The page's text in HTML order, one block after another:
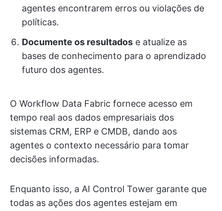
agentes encontrarem erros ou violações de
políticas.
Documente os resultados e atualize as
bases de conhecimento para o aprendizado
futuro dos agentes.
O Workflow Data Fabric fornece acesso em
tempo real aos dados empresariais dos
sistemas CRM, ERP e CMDB, dando aos
agentes o contexto necessário para tomar
decisões informadas.
Enquanto isso, a AI Control Tower garante que
todas as ações dos agentes estejam em